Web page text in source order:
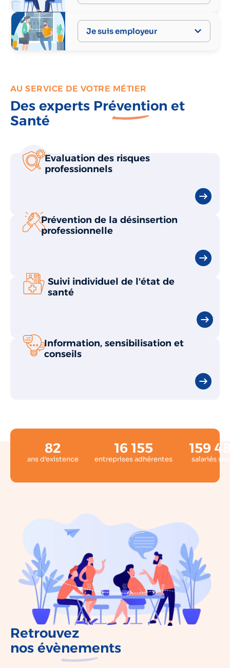
Je suis employeur
AU SERVICE DE VOTRE MÉTIER
Des experts Prévention et
Santé
Evaluation des risques
professionnels
Prévention de la désinsertion
professionnelle
Suivi individuel de l'état de
santé
Information, sensibilisation et
conseils
82
ans d'existence
16 155
entreprises adhérentes
159
salariés
Retrouvez
nos évènements